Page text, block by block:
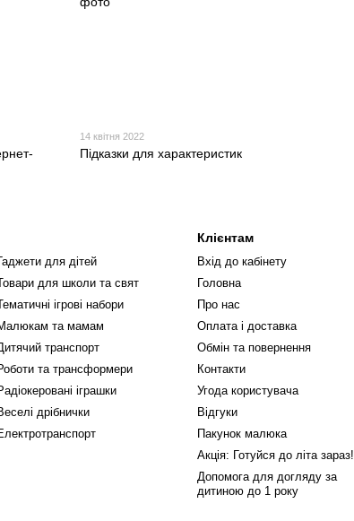
14 квітня 2022
Підказки для характеристик
для дітей
для школи та свят
ігрові набори
та мамам
транспорт
та трансформери
іграшки
дрібнички
Клієнтам
Вхід до кабінету
Головна
Про нас
Оплата і доставка
Обмін та повернення
Контакти
Угода користувача
Відгуки
Пакунок малюка
Акція: Готуйся до літа зараз!
Допомога для догляду за
дитиною до 1 року